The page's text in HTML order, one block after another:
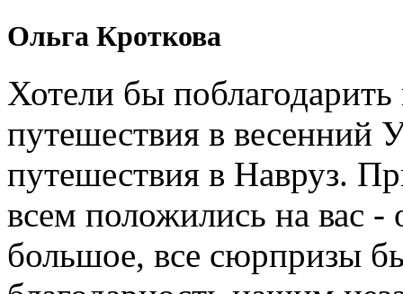
Ольга Кроткова
Хотели бы
путешествия в весенний
путешествия в Навруз.
всем положились на вас -
большое, все сюрпризы